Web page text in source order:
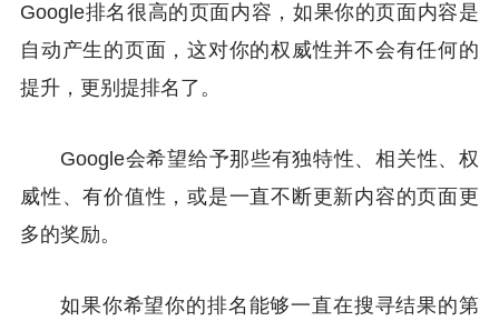
Google排名很高的页面内容，如果你的页面内容是
自动产生的页面，这对你的权威性并不会有任何的
提升，更别提排名了。
Google会希望给予那些有独特性、相关性、权
威性、有价值性，或是一直不断更新内容的页面更
多的奖励。
如果你希望你的排名能够一直在搜寻结果的第